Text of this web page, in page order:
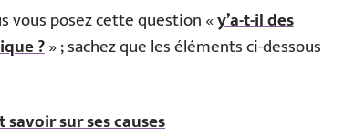
vous posez cette question «y’a-t-il des
?» ; sachez que les éléments ci-dessous
sur ses causes